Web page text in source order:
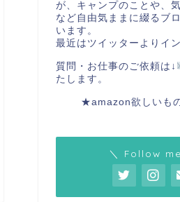
が、キャンプのことや、
など自由気ままに綴るブ
います。
最近はツイッターよりイ
質問・お仕事のご依頼は↓
たします。
★amazon欲しいも
＼ Follow